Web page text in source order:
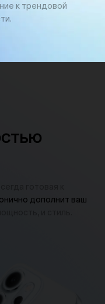
к трендовой
дополнит ваш